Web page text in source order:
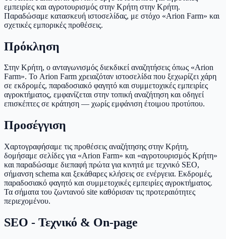
εμπειρίες και αγροτουρισμός στην Κρήτη στην Κρήτη.
Παραδώσαμε κατασκευή ιστοσελίδας, με στόχο «Arion Farm» και
σχετικές εμπορικές προθέσεις.
Πρόκληση
Στην Κρήτη, ο ανταγωνισμός διεκδικεί αναζητήσεις όπως «Arion
Farm». Το Arion Farm χρειαζόταν ιστοσελίδα που ξεχωρίζει χάρη
σε εκδρομές, παραδοσιακό φαγητό και συμμετοχικές εμπειρίες
αγροκτήματος, εμφανίζεται στην τοπική αναζήτηση και οδηγεί
επισκέπτες σε κράτηση — χωρίς εμφάνιση έτοιμου προτύπου.
Προσέγγιση
Χαρτογραφήσαμε τις προθέσεις αναζήτησης στην Κρήτη,
δομήσαμε σελίδες για «Arion Farm» και «αγροτουρισμός Κρήτη»
και παραδώσαμε διεπαφή πρώτα για κινητά με τεχνικό SEO,
σήμανση schema και ξεκάθαρες κλήσεις σε ενέργεια. Εκδρομές,
παραδοσιακό φαγητό και συμμετοχικές εμπειρίες αγροκτήματος.
Τα σήματα του ζωντανού site καθόρισαν τις προτεραιότητες
περιεχομένου.
SEO - Τεχνικό & On-page